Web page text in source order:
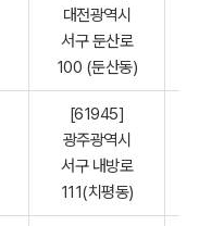
대전광역시
서구 둔산로
100 (둔산동)
[61945]
광주광역시
서구 내방로
111(치평동)